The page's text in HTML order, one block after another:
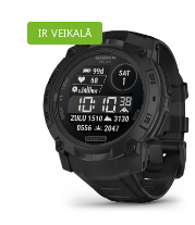
IR VEIKALĀ